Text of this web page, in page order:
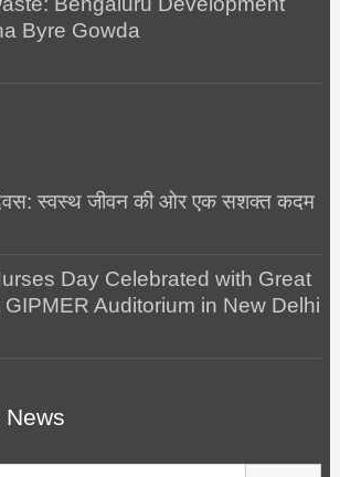
Byre Gowda
दिवस: स्वस्थ जीवन की ओर एक सशक्त कदम
Day Celebrated with Great
Auditorium in New Delhi